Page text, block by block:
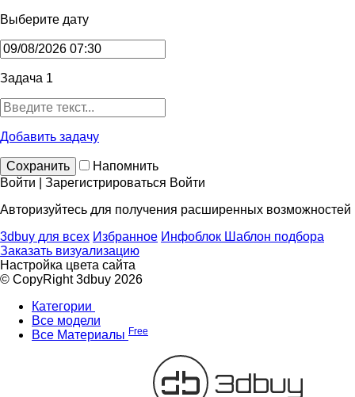
Выберите дату
Задача 1
Добавить задачу
Сохранить
Напомнить
Войти | Зарегистрироваться Войти
Авторизуйтесь для получения расширенных возможностей
3dbuy для всех Избранное Инфоблок Шаблон подбора
Заказать визуализацию
Настройка цвета сайта
© CopyRight 3dbuy 2026
Категории
Все модели
Все Материалы Free